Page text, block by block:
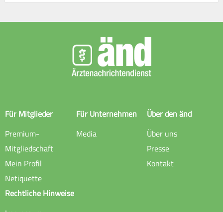
Für Mitglieder
Premium-
Mitgliedschaft
Mein Profil
Netiquette
Für Unternehmen
Media
Über den änd
Über uns
Presse
Kontakt
Rechtliche Hinweise